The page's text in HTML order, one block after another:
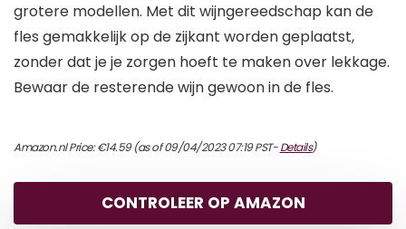
grotere modellen. Met dit wijngereedschap kan de
fles gemakkelijk op de zijkant worden geplaatst,
zonder dat je je zorgen hoeft te maken over lekkage.
Bewaar de resterende wijn gewoon in de fles.
Amazon.nl Price:€14.59(as of 09/04/2023 07:19 PST-Details)
CONTROLEER OP AMAZON